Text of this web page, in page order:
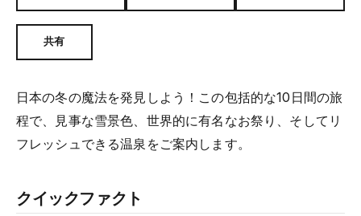
共有
日本の冬の魔法を発見しよう！この包括的な10日間の旅
程で、見事な雪景色、世界的に有名なお祭り、そしてリ
フレッシュできる温泉をご案内します。
クイックファクト